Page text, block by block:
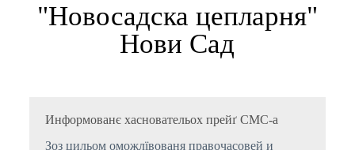
"Новосадска цепларня"
Нови Сад
Информованє хасновательох прейґ СМС-а
Зоз цильом оможлївованя правочасовей и